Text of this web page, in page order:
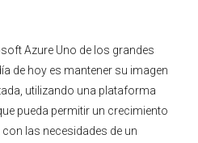
Azure Uno de los grandes
de hoy es mantener su imagen
utilizando una plataforma
pueda permitir un crecimiento
las necesidades de un